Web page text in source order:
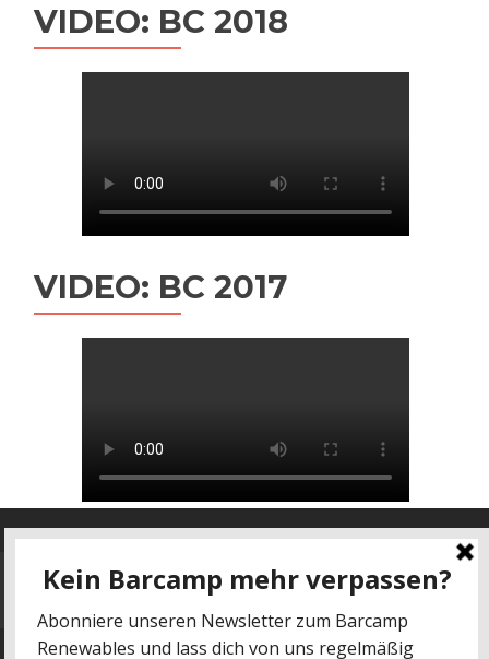
VIDEO: BC 2018
VIDEO: BC 2017
Datenschutz-Impressum